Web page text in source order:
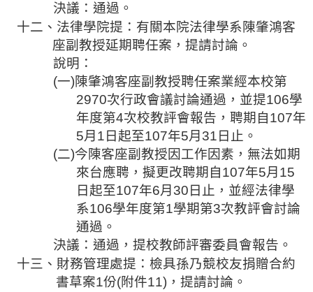
決議：通過。
十二、法律學院提：有關本院法律學系陳肇鴻客
座副教授延期聘任案，提請討論。
說明：
(一)陳肇鴻客座副教授聘任案業經本校第
2970次行政會議討論通過，並提106學
年度第4次校教評會報告，聘期自107年
5月 1 日起至107年5月 31 日止。
(二)今陳客座副教授因工作因素，無法如期
來台應聘，擬更改聘期自107年5月 15
日起至107年6月 30 日止，並經法律學
系106學年度第1學期第3次教評會討論
通過。
決議：通過， 提校教師評審委員會報告。
十三、財務管理處提：檢具孫乃競校友捐贈合約
書草案1份(附件11) ，提請討論。